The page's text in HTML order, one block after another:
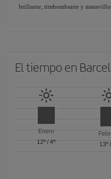
brillante, rimbombante y
El tiempo en
Enero
12º/4º
13º /